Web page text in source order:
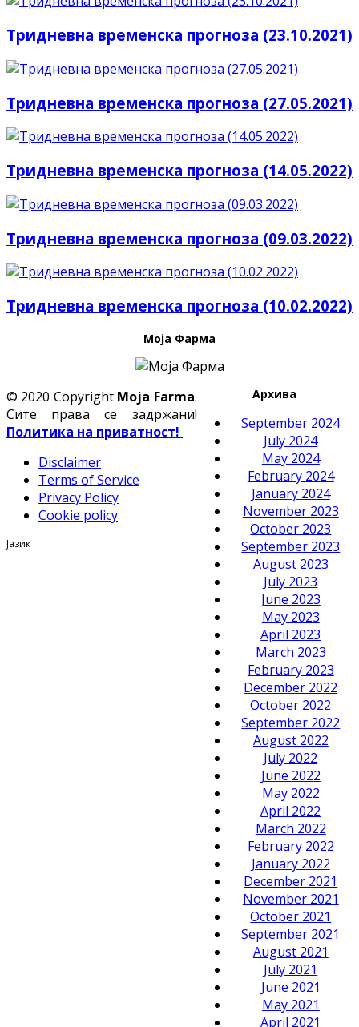
Тридневна временска прогноза (23.10.2021)
Тридневна временска прогноза (27.05.2021)
Тридневна временска прогноза (14.05.2022)
Тридневна временска прогноза (09.03.2022)
Тридневна временска прогноза (10.02.2022)
Моја Фарма
Архива
September 2024
July 2024
May 2024
February 2024
January 2024
November 2023
October 2023
September 2023
August 2023
July 2023
June 2023
May 2023
April 2023
March 2023
February 2023
December 2022
October 2022
September 2022
August 2022
July 2022
June 2022
May 2022
April 2022
March 2022
February 2022
January 2022
December 2021
November 2021
October 2021
September 2021
August 2021
July 2021
June 2021
May 2021
April 2021
© 2020 Copyright Moja Farma.
Сите права се задржани!
Политика на приватност!
Disclaimer
Terms of Service
Privacy Policy
Cookie policy
Јазик